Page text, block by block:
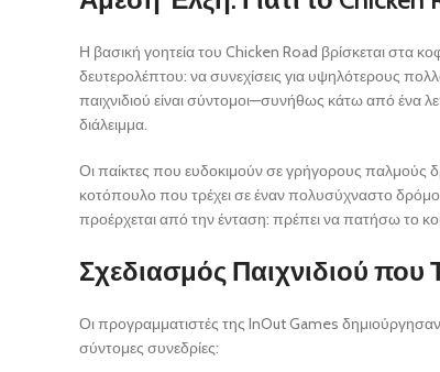
Η βασική γοητεία του Chicken Road βρίσκεται στα
δευτερολέπτου: να συνεχίσεις για υψηλότερους
παιχνιδιού είναι σύντομοι—συνήθως κάτω από ένα
διάλειμμα.
Οι παίκτες που ευδοκιμούν σε γρήγορους παλμούς
κοτόπουλο που τρέχει σε έναν πολυσύχναστο
προέρχεται από την ένταση: πρέπει να πατήσω το
Σχεδιασμός Παιχνιδιού που
Οι προγραμματιστές της InOut Games
σύντομες συνεδρίες: